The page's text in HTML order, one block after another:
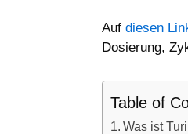
Auf diesen
Dosierung,
Table of
Was ist